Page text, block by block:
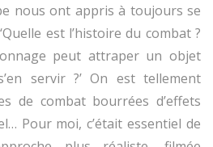
nous ont appris à toujours se
est l’histoire du combat ?
peut attraper un objet
servir ?’ On est tellement
de combat bourrées d’effets
Pour moi, c’était essentiel de